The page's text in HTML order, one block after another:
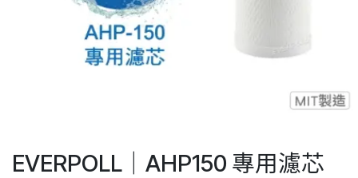
EVERPOLL｜AHP150 專用濾芯